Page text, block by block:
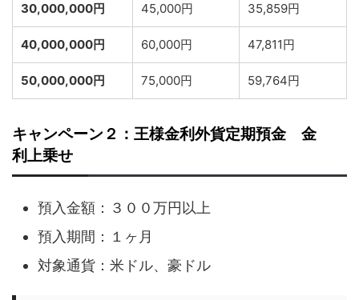
30,000,000円 45,000円 35,859円
40,000,000円 60,000円 47,811円
50,000,000円 75,000円 59,764円
キャンペーン２：王様金利外貨定期預金 金
利上乗せ
預入金額：３００万円以上
預入期間：１ヶ月
対象通貨：米ドル、豪ドル